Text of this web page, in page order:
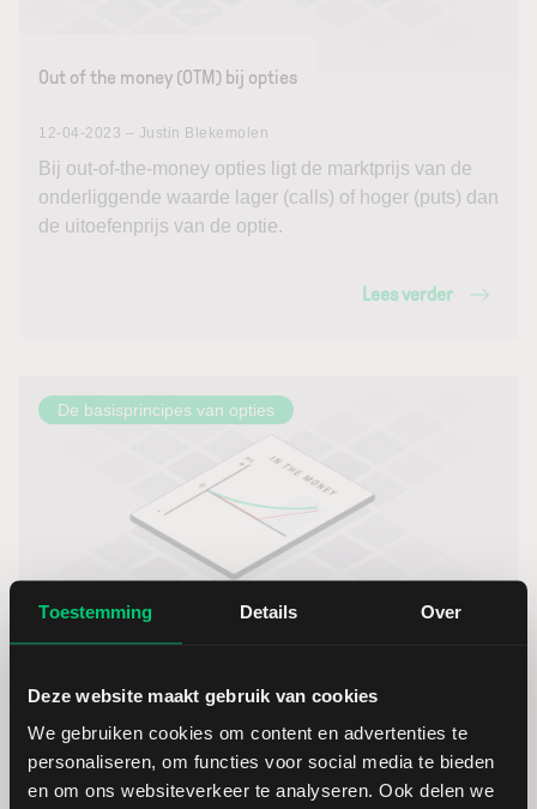
Toestemming Details Over
Deze website maakt gebruik van cookies
We gebruiken cookies om content en advertenties te
personaliseren, om functies voor social media te bieden
en om ons websiteverkeer te analyseren. Ook delen we
Out of the money (OTM) bij opties
12-04-2023 – Justin Blekemolen
Bij out-of-the-money opties ligt de marktprijs van de
onderliggende waarde lager (calls) of hoger (puts) dan
de uitoefenprijs van de optie.
Lees verder
De basisprincipes van opties
gebruikt u ze?
11-04-2023 – Justin Blekemolen
Bij in-the-money opties ligt de marktprijs van de